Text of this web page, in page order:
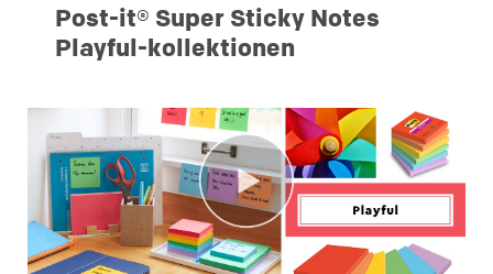
Post-it® Super Sticky Notes
Playful-kollektionen